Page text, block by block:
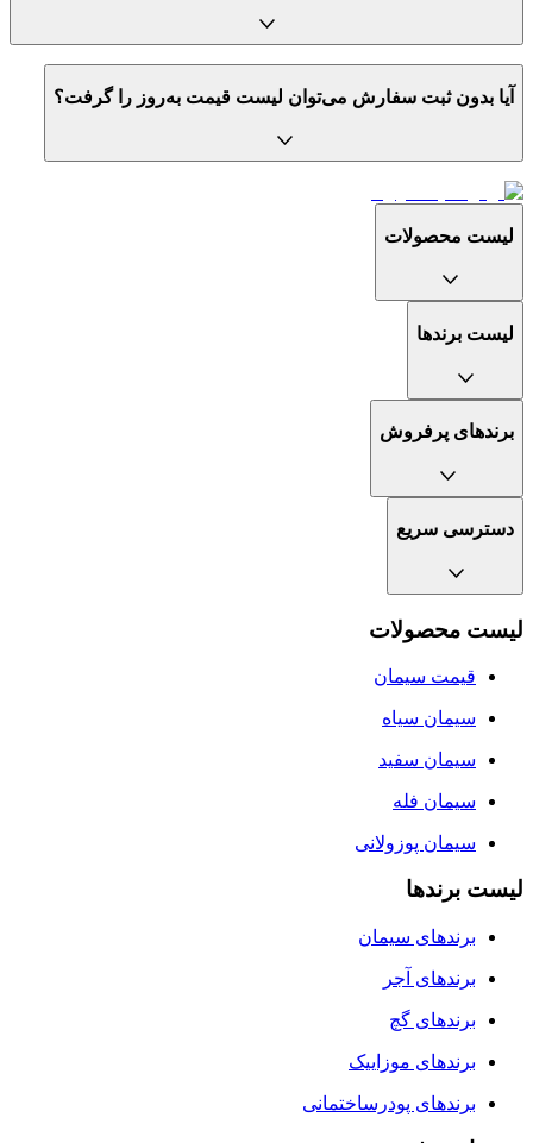
آیا بدون ثبت سفارش می‌توان لیست قیمت به‌روز را گرفت؟
لیست محصولات
لیست برندها
برندهای پرفروش
دسترسی سریع
لیست محصولات
قیمت سیمان
سيمان سياه
سیمان سفید
سیمان فله
سیمان پوزولانی
لیست برندها
برندهای سیمان
برندهای آجر
برندهای گچ
برندهای موزاییک
برندهای پودرساختمانی